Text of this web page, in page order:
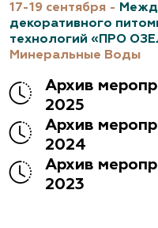
17-19 сентября -
декоративного
технологий «ПРО
Минеральные Воды
Архив
2025
Архив
2024
Архив
2023